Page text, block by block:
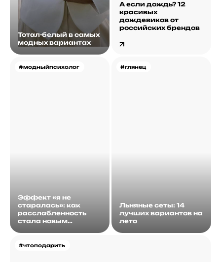
Тотал-белый в самых
модных вариантах
А если дождь? 12
красивых
дождевиков от
российских брендов
#модныйпсихолог
Эффект «я не
старалась»: как
расслабленность
стала новым
#чтоподарить
#глянец
Льняные сеты: 14
лучших вариантов на
лето